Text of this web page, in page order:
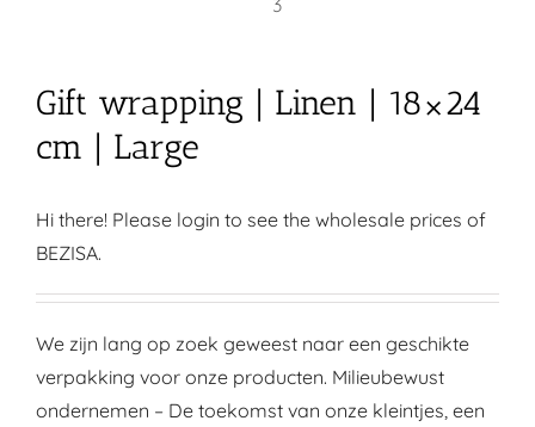
Gift wrapping | Linen | 18×24
cm | Large
Hi there! Please login to see the wholesale prices of
BEZISA.
We zijn lang op zoek geweest naar een geschikte
verpakking voor onze producten. Milieubewust
ondernemen – De toekomst van onze kleintjes, een